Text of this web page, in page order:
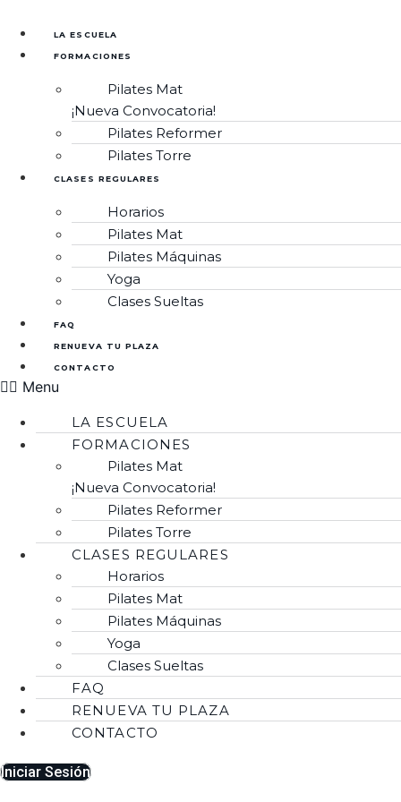
contenido
LA ESCUELA
FORMACIONES
Pilates Mat
¡Nueva Convocatoria!
Pilates Reformer
Pilates Torre
CLASES REGULARES
Horarios
Pilates Mat
Pilates Máquinas
Yoga
Clases Sueltas
FAQ
RENUEVA TU PLAZA
CONTACTO
Menu
LA ESCUELA
FORMACIONES
Pilates Mat
¡Nueva Convocatoria!
Pilates Reformer
Pilates Torre
CLASES REGULARES
Horarios
Pilates Mat
Pilates Máquinas
Yoga
Clases Sueltas
FAQ
RENUEVA TU PLAZA
CONTACTO
Iniciar Sesión